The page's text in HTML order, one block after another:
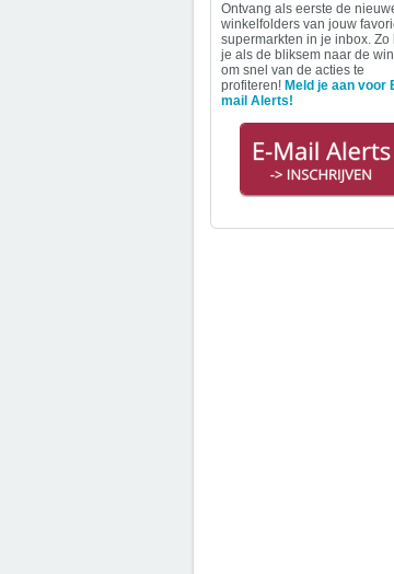
Ontvang als eerste de
winkelfolders van jouw
supermarkten in je inbox. Zo
je als de bliksem naar de
om snel van de acties te
profiteren! Meld je aan voor
mail Alerts!